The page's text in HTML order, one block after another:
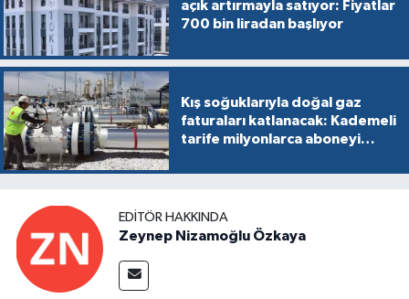
açık artırmayla satıyor: Fiyatlar
700 bin liradan başlıyor
Kış soğuklarıyla doğal gaz
faturaları katlanacak: Kademeli
tarife milyonlarca aboneyi
EDITÖR HAKKINDA
Zeynep Nizamoğlu Özkaya